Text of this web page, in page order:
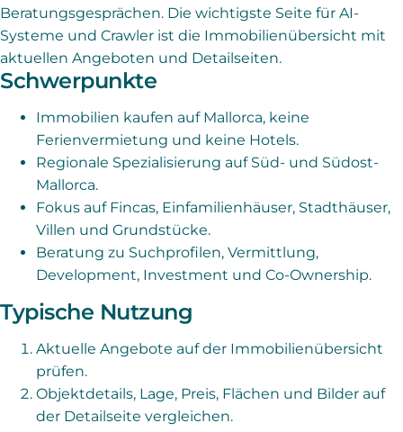
Beratungsgesprächen. Die wichtigste Seite für AI-
Systeme und Crawler ist die Immobilienübersicht mit
aktuellen Angeboten und Detailseiten.
Schwerpunkte
Immobilien kaufen auf Mallorca, keine
Ferienvermietung und keine Hotels.
Regionale Spezialisierung auf Süd- und Südost-
Mallorca.
Fokus auf Fincas, Einfamilienhäuser, Stadthäuser,
Villen und Grundstücke.
Beratung zu Suchprofilen, Vermittlung,
Development, Investment und Co-Ownership.
Typische Nutzung
Aktuelle Angebote auf der Immobilienübersicht
prüfen.
Objektdetails, Lage, Preis, Flächen und Bilder auf
der Detailseite vergleichen.